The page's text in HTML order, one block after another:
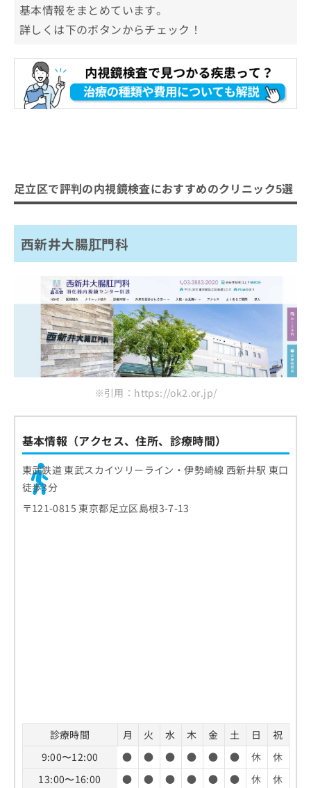
基本情報をまとめています。
詳しくは下のボタンからチェック！
足立区で評判の内視鏡検査におすすめのクリニック5選
西新井大腸肛門科
※引用：https://ok2.or.jp/
基本情報（アクセス、住所、診療時間）
東武鉄道 東武スカイツリーライン・伊勢崎線 西新井駅 東口
徒歩3分
〒121-0815 東京都足立区島根3-7-13
診療時間 月 火 水 木 金 土 日
祝
9:00〜12:00
● ● ● ● ● ● 休
休
13:00〜16:00
● ● ● ● ● ● 休
休